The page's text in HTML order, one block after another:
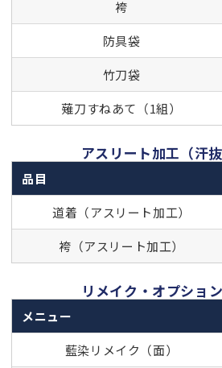
袴
防具袋
竹刀袋
薙刀すねあて（1組）
アスリート加工（汗抜
品目
道着（アスリート加工）
袴（アスリート加工）
リメイク・オプショ
メニュー
藍染リメイク（面）